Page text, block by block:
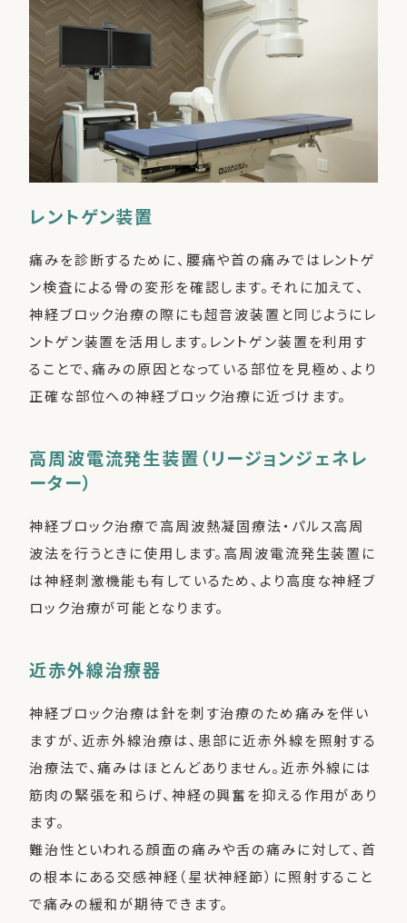
レントゲン装置
痛みを診断するために、腰痛や首の痛みではレントゲ
ン検査による骨の変形を確認します。それに加えて、
神経ブロック治療の際にも超音波装置と同じようにレ
ントゲン装置を活用します。レントゲン装置を利用す
ることで、痛みの原因となっている部位を見極め、より
正確な部位への神経ブロック治療に近づけます。
高周波電流発生装置（リージョンジェネレ
ーター）
神経ブロック治療で高周波熱凝固療法・パルス高周
波法を行うときに使用します。高周波電流発生装置に
は神経刺激機能も有しているため、より高度な神経ブ
ロック治療が可能となります。
近赤外線治療器
神経ブロック治療は針を刺す治療のため痛みを伴い
ますが、近赤外線治療は、患部に近赤外線を照射する
治療法で、痛みはほとんどありません。近赤外線には
筋肉の緊張を和らげ、神経の興奮を抑える作用があり
ます。
難治性といわれる顔面の痛みや舌の痛みに対して、首
の根本にある交感神経（星状神経節）に照射すること
で痛みの緩和が期待できます。